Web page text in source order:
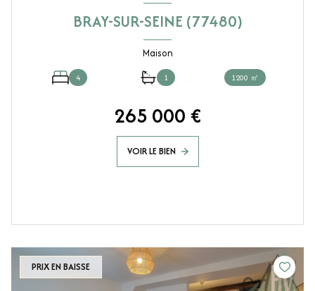
BRAY-SUR-SEINE (77480)
Maison
4 1 1200 ㎡
265 000 €
VOIR LE BIEN
PRIX EN BAISSE